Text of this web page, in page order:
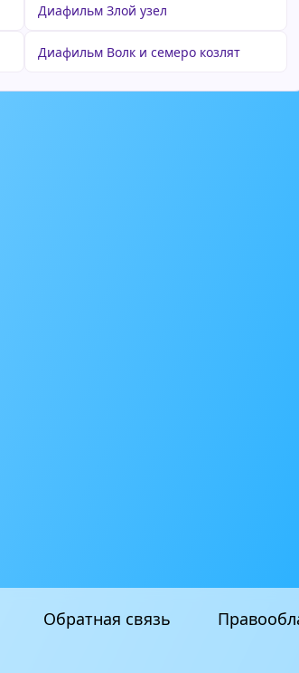
Диафильм Злой узел
Диафильм Волк и семеро козлят
Обратная связь